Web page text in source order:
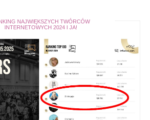
NAJWIĘKSZYCH TWÓRCÓW
INTERNETOWYCH 2024 I JA!